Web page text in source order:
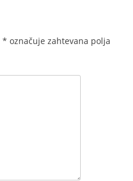
* označuje zahtevana polja